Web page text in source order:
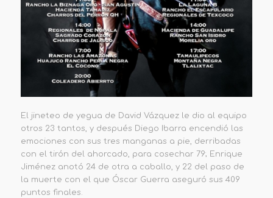
El jineteo de yegua de David Vázquez le dio al equipo
otros 23 tantos, y después Diego Ibarra encendió las
emociones con sus tres manganas a pie, derribadas
con el tirón del ahorcado, para cosechar 79; Enrique
Jiménez anotó 24 de otra a caballo, y 22 del paso de
la muerte con el que Óscar Guerra aseguró sus 409
puntos finales.